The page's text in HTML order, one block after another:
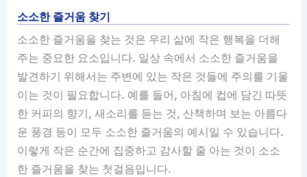
소소한 즐거움 찾기
소소한 즐거움을 찾는 것은 우리 삶에 작은 행복을 더해
주는 중요한 요소입니다. 일상 속에서 소소한 즐거움을
발견하기 위해서는 주변에 있는 작은 것들에 주의를 기울
이는 것이 필요합니다. 예를 들어, 아침에 컵에 담긴 따뜻
한 커피의 향기, 새소리를 듣는 것, 산책하며 보는 아름다
운 풍경 등이 모두 소소한 즐거움의 예시일 수 있습니다.
이렇게 작은 순간에 집중하고 감사할 줄 아는 것이 소소
한 즐거움을 찾는 첫걸음입니다.